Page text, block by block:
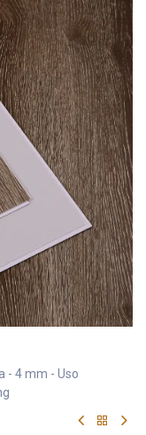
- 4 mm - Uso